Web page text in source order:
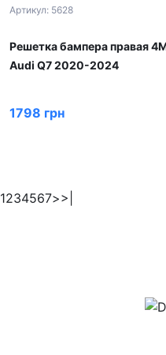
Артикул: 5628
Решетка бампера правая
Audi Q7 2020-2024
1798 грн
1234567>>|